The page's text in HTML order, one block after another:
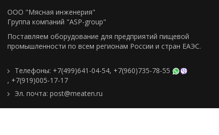
ООО "Мясная инженерия"
Группа компаний "ASP-group"
Поставляем оборудование для предприятий пищевой
промышленности по всем регионам Росcии и стран ЕАЭС.
Телефоны: +7(499)641-04-54, +7(960)735-78-55
, +7(919)005-17-17
Эл. почта: post@meaten.ru